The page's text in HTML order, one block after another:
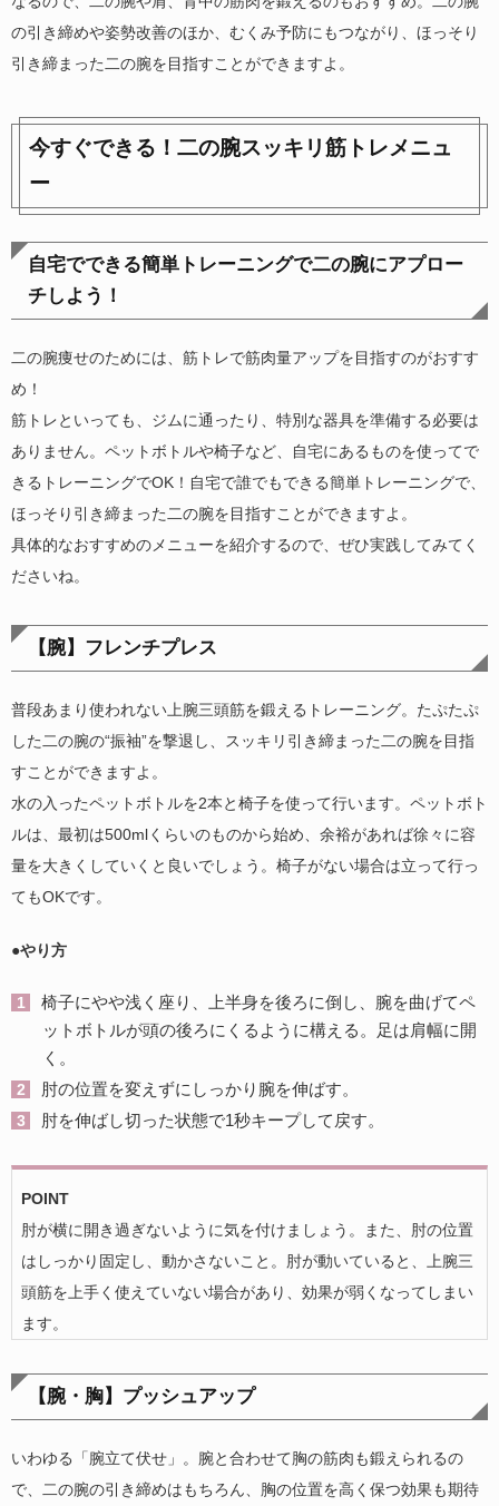
の引き締めや姿勢改善のほか、むくみ予防にもつながり、ほっそり
引き締まった二の腕を目指すことができますよ。
今すぐできる！二の腕スッキリ筋トレメニュ
ー
自宅でできる簡単トレーニングで二の腕にアプロー
チしよう！
二の腕痩せのためには、筋トレで筋肉量アップを目指すのがおすす
め！
筋トレといっても、ジムに通ったり、特別な器具を準備する必要は
ありません。ペットボトルや椅子など、自宅にあるものを使ってで
きるトレーニングでOK！自宅で誰でもできる簡単トレーニングで、
ほっそり引き締まった二の腕を目指すことができますよ。
具体的なおすすめのメニューを紹介するので、ぜひ実践してみてく
ださいね。
【腕】フレンチプレス
普段あまり使われない上腕三頭筋を鍛えるトレーニング。たぷたぷ
した二の腕の“振袖”を撃退し、スッキリ引き締まった二の腕を目指
すことができますよ。
水の入ったペットボトルを2本と椅子を使って行います。ペットボト
ルは、最初は500mlくらいのものから始め、余裕があれば徐々に容
量を大きくしていくと良いでしょう。椅子がない場合は立って行っ
てもOKです。
●やり方
椅子にやや浅く座り、上半身を後ろに倒し、腕を曲げてペ
ットボトルが頭の後ろにくるように構える。足は肩幅に開
く。
肘の位置を変えずにしっかり腕を伸ばす。
肘を伸ばし切った状態で1秒キープして戻す。
POINT
肘が横に開き過ぎないように気を付けましょう。また、肘の位置
はしっかり固定し、動かさないこと。肘が動いていると、上腕三
頭筋を上手く使えていない場合があり、効果が弱くなってしまい
ます。
【腕・胸】プッシュアップ
いわゆる「腕立て伏せ」。腕と合わせて胸の筋肉も鍛えられるの
で、二の腕の引き締めはもちろん、胸の位置を高く保つ効果も期待